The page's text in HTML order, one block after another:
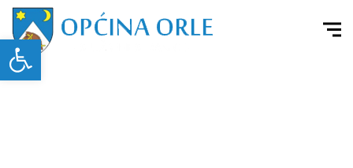
Open toolbar